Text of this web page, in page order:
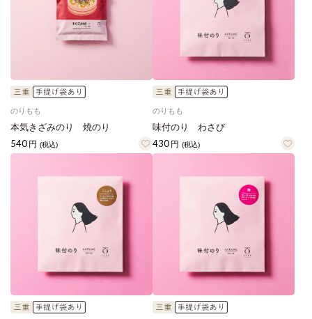
のりもも
本気きざみのり 焼のり
540 円 (税込)
のりもも
味付のり わさび
430 円 (税込)